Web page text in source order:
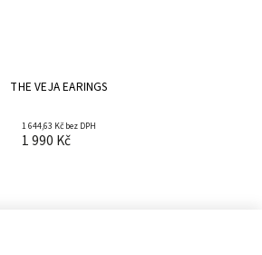
THE VEJA EARINGS
1 644,63 Kč bez DPH
1 990 Kč